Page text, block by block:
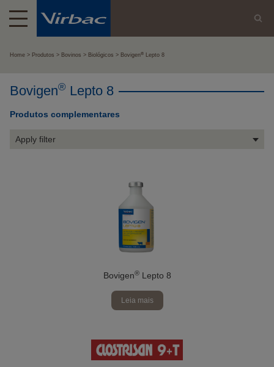
Home Produtos Bovinos Biológicos Bovigen® Lepto 8
Bovigen® Lepto 8
Produtos complementares
Apply filter
Bovigen®Lepto 8
Leia mais